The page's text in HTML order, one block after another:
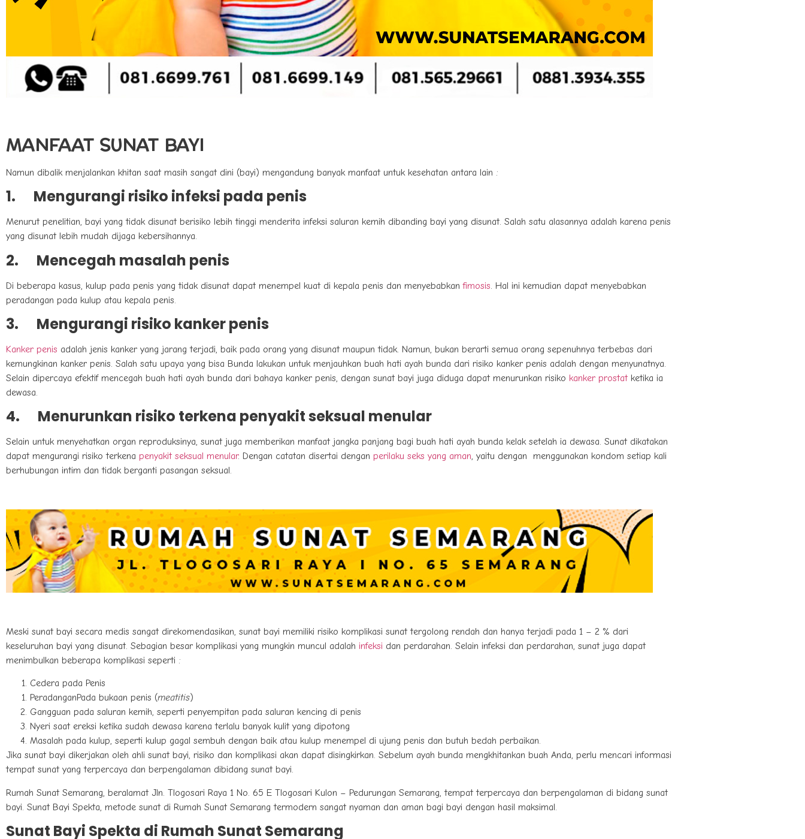
MANFAAT SUNAT BAYI
Namun dibalik menjalankan khitan saat masih sangat dini (bayi) mengandung banyak manfaat untuk kesehatan antara lain :
1. Mengurangi risiko infeksi pada penis
Menurut penelitian, bayi yang tidak disunat berisiko lebih tinggi menderita infeksi saluran kemih dibanding bayi yang disunat. Salah satu alasannya adalah karena penis
yang disunat lebih mudah dijaga kebersihannya.
2. Mencegah masalah penis
Di beberapa kasus, kulup pada penis yang tidak disunat dapat menempel kuat di kepala penis dan menyebabkanfimosis . Hal ini kemudian dapat menyebabkan
peradangan pada kulup atau kepala penis.
3. Mengurangi risiko kanker penis
Kanker penis adalah jenis kanker yang jarang terjadi, baik pada orang yang disunat maupun tidak. Namun, bukan berarti semua orang sepenuhnya terbebas dari
kemungkinan kanker penis. Salah satu upaya yang bisa Bunda lakukan untuk menjauhkan buah hati ayah bunda dari risiko kanker penis adalah dengan menyunatnya.
Selain dipercaya efektif mencegah buah hati ayah bunda dari bahaya kanker penis, dengan sunat bayi juga diduga dapat menurunkan risiko kanker prostat ketika ia
dewasa.
4. Menurunkan risiko terkena penyakit seksual menular
Selain untuk menyehatkan organ reproduksinya, sunat juga memberikan manfaat jangka panjang bagi buah hati ayah bunda kelak setelah ia dewasa. Sunat dikatakan
dapat mengurangi risiko terkena penyakit seksual menular. Dengan catatan disertai dengan perilaku seks yang aman, yaitu dengan menggunakan kondom setiap kali
berhubungan intim dan tidak berganti pasangan seksual.
Meski sunat bayi secara medis sangat direkomendasikan, sunat bayi memiliki risiko komplikasi sunat tergolong rendah dan hanya terjadi pada 1 – 2 % dari
keseluruhan bayi yang disunat. Sebagian besar komplikasi yang mungkin muncul adalah infeksi dan perdarahan. Selain infeksi dan perdarahan, sunat juga dapat
menimbulkan beberapa komplikasi seperti :
Cedera pada Penis
PeradanganPada bukaan penis (meatitis)
Gangguan pada saluran kemih, seperti penyempitan pada saluran kencing di penis
Nyeri saat ereksi ketika sudah dewasa karena terlalu banyak kulit yang dipotong
Masalah pada kulup, seperti kulup gagal sembuh dengan baik atau kulup menempel di ujung penis dan butuh bedah perbaikan.
Jika sunat bayi dikerjakan oleh ahli sunat bayi, risiko dan komplikasi akan dapat disingkirkan. Sebelum ayah bunda mengkhitankan buah Anda, perlu mencari informasi
tempat sunat yang terpercaya dan berpengalaman dibidang sunat bayi.
Rumah Sunat Semarang, beralamat Jln. Tlogosari Raya 1 No. 65 E Tlogosari Kulon – Pedurungan Semarang, tempat terpercaya dan berpengalaman di bidang sunat
bayi. Sunat Bayi Spekta, metode sunat di Rumah Sunat Semarang termodern sangat nyaman dan aman bagi bayi dengan hasil maksimal.
Sunat Bayi Spekta di Rumah Sunat Semarang